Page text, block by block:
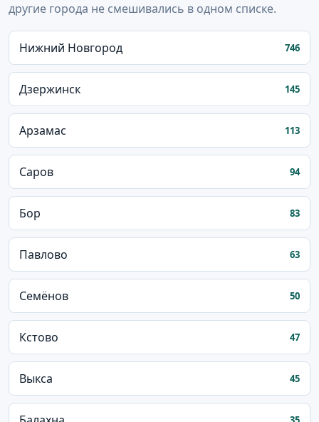
другие города не смешивались в одном списке.
Нижний Новгород 746
Дзержинск 145
Арзамас 113
Саров 94
Бор 83
Павлово 63
Семёнов 50
Кстово 47
Выкса 45